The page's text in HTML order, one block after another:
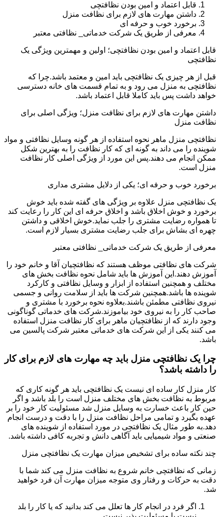
قابل اعتماد و امین بودن نظافتچی
داشتن مهارت های لازم برای نظافت منزل
برخورد خوب و حرفه ای
معرفی از طریق یک شرکت خدماتی_ نظافتی معتبر
قابل اعتماد و امین بودن نظافتچی؛ اولین و مهمترین ویژگی یک
نظافتچی
قبل از هر چیزی یک نظافتچی باید امین و معتمد باشد.چرا که
نظافتچی به منزل می رود و به تمام قسمت های خانه دسترسی
خواهد داشت پس باید کاملا قابل اعتماد باشد.
داشتن مهارت های لازم برای نظافت منزل؛ ویژگی اصلی برای
نظافت منزل
نظافتچی منزل ماهر نحوه استفاده از هر گونه وسایل نظافتی و مواد
شوینده را می داند به گونه ای که کار نظافت را به بهترین شکل
ممکن انجام می دهند.پس این مورد از ویژگی اصلی کار نظافت
منزل است.
برخورد خوب و حرفه ای؛ یکی از دلایل مشتری مداری
یک نظافتچی منزل علاوه بر ویژگی های گفته شده باید خوش
برخورد و خوش اخلاق باشد و اخلاق حرفه ای این کار را رعایت کند
تا همواره رضایت مشتری را جلب نماید.خوش اخلاقی و داشتن
چهره ای بشاش برای جلب رضایت مشتری بسیار لازم است.
معرفی از طریق یک شرکت خدماتی_ نظافتی معتبر
شرکت های نظافتی موظف هستند که نظافتچیان آقا و خانم خود را
آموزش دهند.این آموزش ها باید شامل نحوه نظافت بخش های
مختلف و همچنین استفاده از ابزار و وسایل نظافتی و کارکرد
شوینده ها باشد.همچنین شرکت ها باید از سلامت روانی و جسمی
نیروی نظافتی مطمئن باشند.بعلاوه نحوه برخورد با مشتری و
صاحب کار را به نیروی خود بیاموزند.شرکت های خدماتی گوناگونی
وجود دارند که از نظافتچیان ماهر برای کار نظافت منزل استفاده
می کنند یکی از این شرکت های خدماتی معتبر شرکت پالسین می
باشد.
چرا یک نظافتچی منزل باید چه مهارت های لازم برای کار
را داشته باشد؟
کار منزل کار ساده ای نیست یک نظافتچی باید هر گونه کاری که
مربوط به نظافت بخش های مختلف منزل است را بلد باشد و اگر
حین کار باعث خسارت به وسایل منزل شد مسئولیت کار خود را بر
عهده بگیرد و تمامی مراحل نظافت منزل را با دقت و درست انجام
دهد.به طور مثال یک نظافتچی در مورد استفاده از شوینده های
صنعتی و مواد شیمیایی باید آگاهی دانش و تجربه کافی داشته باشد.
چند نکته ساده برای تشخیص میزان مهارت یک نظافتچی منزل
زمانی که نظافتچی خانم شروع به نظافت منزل می کند شما با
دقت به حرکات و رفتار وی متوجه میزان مهارت آن فرد خواهید
شد.
اگر فرد در انجام کار ها تعلل می کند بدانید که یا کار را بلد